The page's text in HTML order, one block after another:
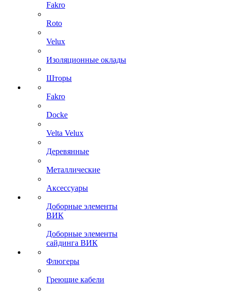
Fakro
Roto
Velux
Изоляционные оклады
Шторы
Fakro
Docke
Velta Velux
Деревянные
Металлические
Аксессуары
Доборные элементы
ВИК
Доборные элементы
сайдинга ВИК
Флюгеры
Греющие кабели